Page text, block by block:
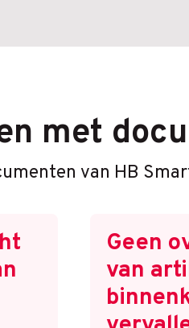
met
van HB
Geen
van